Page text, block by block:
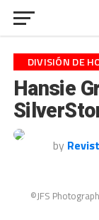
DIVISIÓN DE
Hansie
by
©JFS